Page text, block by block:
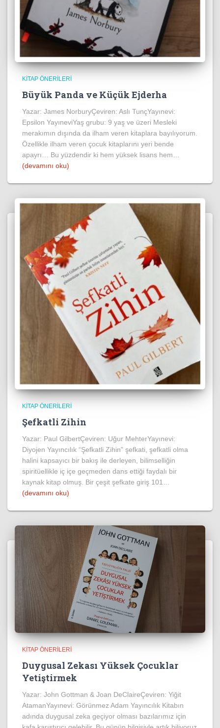
KITAP ÖNERILERI
Büyük Panda ve Küçük Ejderha
Yazar: James NorburyÇeviren: Aslı TunçYayınevi:
Epsilon YayıneviYaş grubu: 9 yaş ve üzeri Mesleki
merakımın dışında da ilham veren kitaplara bayılıyorum.
Özellikle ilham veren çocuk kitaplarını yeri bende
apayrı… Bu yüzdendir ki hem yüksek lisans hem…
(devamını oku)
KITAP ÖNERILERI
Şefkatli Zihin
Yazar: Paul GilbertÇeviren: Uğur MehterYayınevi:
Diyojen Yayıncılık “Şefkatli Zihin” şefkati, şefkatli olma
halini kapsayıcı bir bakış ile derleyen, bilimselliğin
spiritüellikle iç içe geçmeden dans ettiği faydalı bir
kaynak kitap olmuş. Bir çeşit şefkate giriş 101…
(devamını oku)
KITAP ÖNERILERI
Duygusal Zekası Yüksek Çocuklar
Yetiştirmek
Yazar: John Gottman & Joan DeClaireÇeviren: Yiğit
AtamanYayınevi: Görünmez Adam Yayıncılık Kitabın
adında duygusal zeka geçiyor olması bazılarımız için